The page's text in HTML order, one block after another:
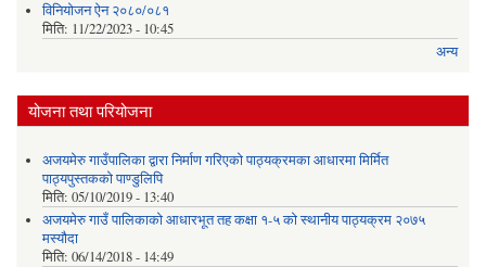
विनियोजन ऐन २०८०/०८१
मिति: 11/22/2023 - 10:45
अन्य
योजना तथा परियोजना
अजयमेरु गाउँपालिका द्वारा निर्माण गरिएको पाठ्यक्रमका आधारमा मिर्मित
पाठ्यपुस्तकको पाण्डुलिपि
मिति: 05/10/2019 - 13:40
अजयमेरु गाउँ पालिकाको आधारभूत तह कक्षा १-५ को स्थानीय पाठ्यक्रम २०७५
मस्यौदा
मिति: 06/14/2018 - 14:49